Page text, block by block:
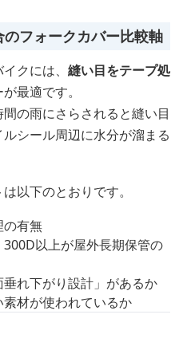
フォークカバー比較軸
クには、 縫い目をテープ処
最適です。
の雨にさらされると縫い目
シール周辺に水分が溜まる
以下のとおりです。
の有無
以上が屋外長期保管の
れ下がり設計」があるか
材が使われているか